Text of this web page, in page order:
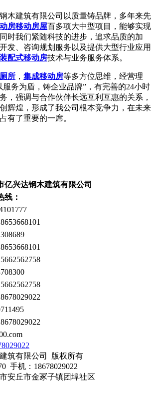
建筑有限公司以质量铸品牌，多年来先
房移动房屋百多项大中型项目，能够实现
时我们紧随科技的进步，追求品质的加
发、咨询规划服务以及提供大型行业应用
装配式移动房技术与业务服务体系。
所 ， 集成移动房等多方位思维，经营理
服务为盾，铸企业品牌”，有完善的24小时
，强调与合作伙伴长远互利互惠的关系，
辉煌，形成了我公司根本竞争力，在未来
有了重要的一席。
亿兴达钢木建筑有限公司
线：
筑有限公司 版权所有
手机：18678029022
安丘市金冢子镇团埠社区